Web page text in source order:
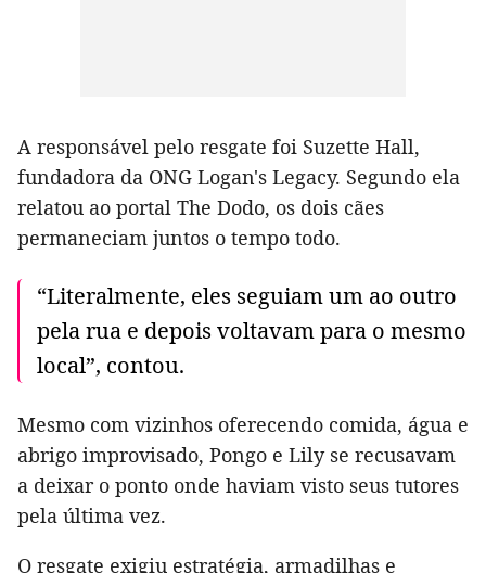
A responsável pelo resgate foi Suzette Hall,
fundadora da ONG Logan's Legacy. Segundo ela
relatou ao portal The Dodo, os dois cães
permaneciam juntos o tempo todo.
“Literalmente, eles seguiam um ao outro
pela rua e depois voltavam para o mesmo
local”, contou.
Mesmo com vizinhos oferecendo comida, água e
abrigo improvisado, Pongo e Lily se recusavam
a deixar o ponto onde haviam visto seus tutores
pela última vez.
O resgate exigiu estratégia, armadilhas e